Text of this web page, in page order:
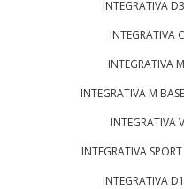
INTEGRATIVA D3
INTEGRATIVA C
INTEGRATIVA M
INTEGRATIVA M BASE
INTEGRATIVA V
INTEGRATIVA SPORT
INTEGRATIVA D1